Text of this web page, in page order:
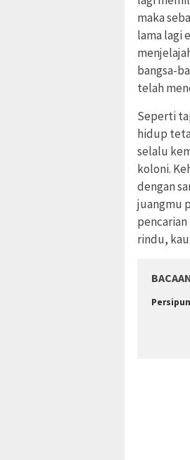
maka
lama lagi
bangsa-
telah
Seperti
hidup
selalu
koloni.
dengan
juangmu
rindu,